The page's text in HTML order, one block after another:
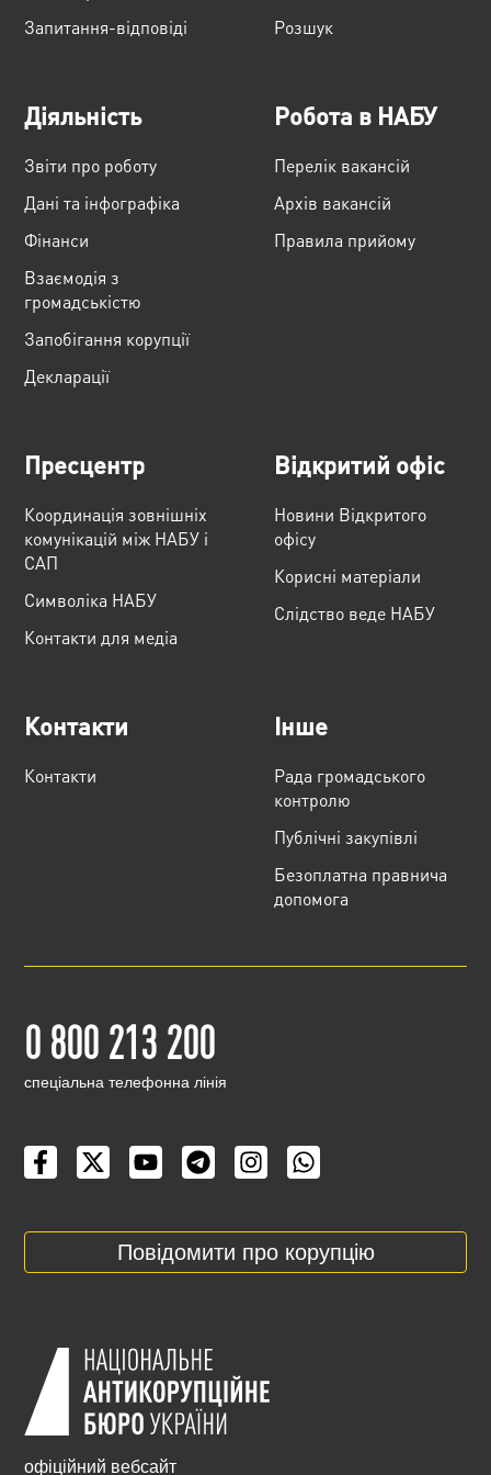
Запитання-відповіді
Розшук
Діяльність
Звіти про роботу
Дані та інфографіка
Фінанси
Взаємодія з
громадськістю
Запобігання корупції
Декларації
Робота в НАБУ
Перелік вакансій
Архів вакансій
Правила прийому
Пресцентр
Координація зовнішніх
комунікацій між НАБУ і
САП
Cимволіка НАБУ
Контакти для медіа
Відкритий офіс
Новини Відкритого
офісу
Корисні матеріали
Слідство веде НАБУ
Контакти
Контакти
Інше
Рада громадського
контролю
Публічні закупівлі
Безоплатна правнича
допомога
0 800 213 200
cпеціальна телефонна лінія
Повідомити про корупцію
офіційний вебсайт